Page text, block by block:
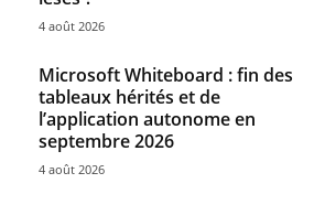
4 août 2026
Microsoft Whiteboard : fin des
tableaux hérités et de
l’application autonome en
septembre 2026
4 août 2026